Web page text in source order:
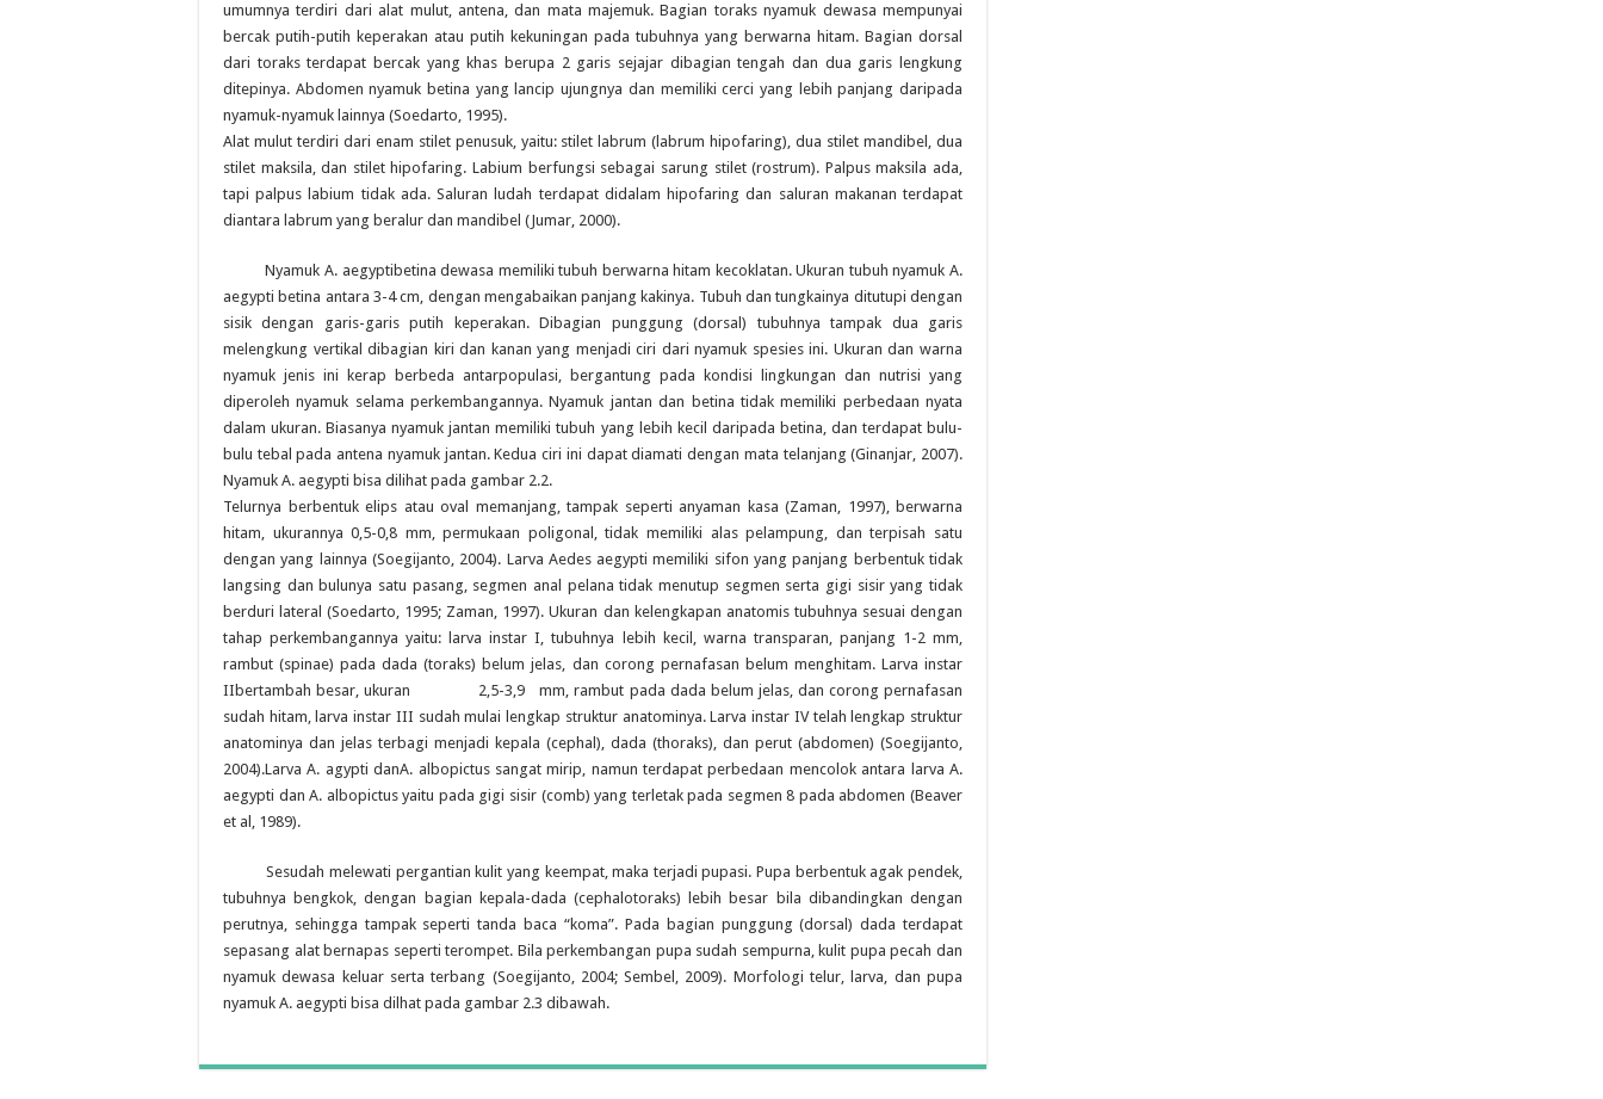
umumnya terdiri dari alat mulut, antena, dan mata majemuk. Bagian toraks nyamuk dewasa mempunyai
bercak putih-putih keperakan atau putih kekuningan pada tubuhnya yang berwarna hitam. Bagian dorsal
dari toraks terdapat bercak yang khas berupa 2 garis sejajar dibagian tengah dan dua garis lengkung
ditepinya. Abdomen nyamuk betina yang lancip ujungnya dan memiliki cerci yang lebih panjang daripada
nyamuk-nyamuk lainnya (Soedarto, 1995).
Alat mulut terdiri dari enam stilet penusuk, yaitu: stilet labrum (labrum hipofaring), dua stilet mandibel, dua
stilet maksila, dan stilet hipofaring. Labium berfungsi sebagai sarung stilet (rostrum). Palpus maksila ada,
tapi palpus labium tidak ada. Saluran ludah terdapat didalam hipofaring dan saluran makanan terdapat
diantara labrum yang beralur dan mandibel (Jumar, 2000).
Nyamuk A. aegyptibetina dewasa memiliki tubuh berwarna hitam kecoklatan. Ukuran tubuh nyamuk A.
aegypti betina antara 3-4 cm, dengan mengabaikan panjang kakinya. Tubuh dan tungkainya ditutupi dengan
sisik dengan garis-garis putih keperakan. Dibagian punggung (dorsal) tubuhnya tampak dua garis
melengkung vertikal dibagian kiri dan kanan yang menjadi ciri dari nyamuk spesies ini. Ukuran dan warna
nyamuk jenis ini kerap berbeda antarpopulasi, bergantung pada kondisi lingkungan dan nutrisi yang
diperoleh nyamuk selama perkembangannya. Nyamuk jantan dan betina tidak memiliki perbedaan nyata
dalam ukuran. Biasanya nyamuk jantan memiliki tubuh yang lebih kecil daripada betina, dan terdapat bulu-
bulu tebal pada antena nyamuk jantan. Kedua ciri ini dapat diamati dengan mata telanjang (Ginanjar, 2007).
Nyamuk A. aegypti bisa dilihat pada gambar 2.2.
Telurnya berbentuk elips atau oval memanjang, tampak seperti anyaman kasa (Zaman, 1997), berwarna
hitam, ukurannya 0,5-0,8 mm, permukaan poligonal, tidak memiliki alas pelampung, dan terpisah satu
dengan yang lainnya (Soegijanto, 2004). Larva Aedes aegypti memiliki sifon yang panjang berbentuk tidak
langsing dan bulunya satu pasang, segmen anal pelana tidak menutup segmen serta gigi sisir yang tidak
berduri lateral (Soedarto, 1995; Zaman, 1997). Ukuran dan kelengkapan anatomis tubuhnya sesuai dengan
tahap perkembangannya yaitu: larva instar I, tubuhnya lebih kecil, warna transparan, panjang 1-2 mm,
rambut (spinae) pada dada (toraks) belum jelas, dan corong pernafasan belum menghitam. Larva instar
IIbertambah besar, ukuran 2,5-3,9 mm, rambut pada dada belum jelas, dan corong pernafasan
sudah hitam, larva instar III sudah mulai lengkap struktur anatominya. Larva instar IV telah lengkap struktur
anatominya dan jelas terbagi menjadi kepala (cephal), dada (thoraks), dan perut (abdomen) (Soegijanto,
2004).Larva A. agypti danA. albopictus sangat mirip, namun terdapat perbedaan mencolok antara larva A.
aegypti dan A. albopictus yaitu pada gigi sisir (comb) yang terletak pada segmen 8 pada abdomen (Beaver
et al, 1989).
Sesudah melewati pergantian kulit yang keempat, maka terjadi pupasi. Pupa berbentuk agak pendek,
tubuhnya bengkok, dengan bagian kepala-dada (cephalotoraks) lebih besar bila dibandingkan dengan
perutnya, sehingga tampak seperti tanda baca “koma”. Pada bagian punggung (dorsal) dada terdapat
sepasang alat bernapas seperti terompet. Bila perkembangan pupa sudah sempurna, kulit pupa pecah dan
nyamuk dewasa keluar serta terbang (Soegijanto, 2004; Sembel, 2009). Morfologi telur, larva, dan pupa
nyamuk A. aegypti bisa dilhat pada gambar 2.3 dibawah.